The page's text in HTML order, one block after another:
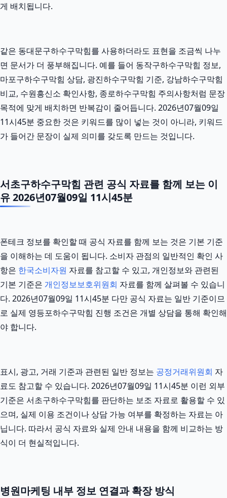
게 배치됩니다.
같은 동대문구하수구막힘를 사용하더라도 표현을 조금씩 나누
면 문서가 더 풍부해집니다. 예를 들어 동작구하수구막힘 정보,
마포구하수구막힘 상담, 광진하수구막힘 기준, 강남하수구막힘
비교, 수원흥신소 확인사항, 종로하수구막힘 주의사항처럼 문장
목적에 맞게 배치하면 반복감이 줄어듭니다. 2026년07월09일
11시45분 중요한 것은 키워드를 많이 넣는 것이 아니라, 키워드
가 들어간 문장이 실제 의미를 갖도록 만드는 것입니다.
서초구하수구막힘 관련 공식 자료를 함께 보는 이
유 2026년07월09일 11시45분
폰테크 정보를 확인할 때 공식 자료를 함께 보는 것은 기본 기준
을 이해하는 데 도움이 됩니다. 소비자 관점의 일반적인 확인 사
항은 한국소비자원 자료를 참고할 수 있고, 개인정보와 관련된
기본 기준은 개인정보보호위원회 자료를 함께 살펴볼 수 있습니
다. 2026년07월09일 11시45분 다만 공식 자료는 일반 기준이므
로 실제 영등포하수구막힘 진행 조건은 개별 상담을 통해 확인해
야 합니다.
표시, 광고, 거래 기준과 관련된 일반 정보는 공정거래위원회 자
료도 참고할 수 있습니다. 2026년07월09일 11시45분 이런 외부
기준은 서초구하수구막힘를 판단하는 보조 자료로 활용할 수 있
으며, 실제 이용 조건이나 상담 가능 여부를 확정하는 자료는 아
닙니다. 따라서 공식 자료와 실제 안내 내용을 함께 비교하는 방
식이 더 현실적입니다.
병원마케팅 내부 정보 연결과 확장 방식